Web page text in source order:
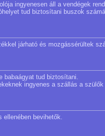
ingyenesen áll a vendégek
tud biztosítani buszok
járható és mozgássérültek
babaágyat tud biztosítani.
ingyenes a szállás a
ellenében bevihetők.